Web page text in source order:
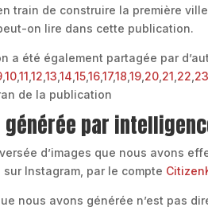
train de construire la première
on lire dans cette publication.
a été également partagée par
,10,11 ,12 ,13 ,14 ,15,16,17,18 ,19 20 21 22 23
générée par
d’images que nous avons
Instagram, par le compte
nous avons générée n’est pas